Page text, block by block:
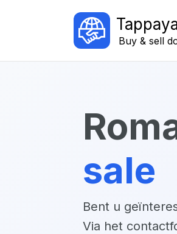
Buy & sell
sale
Bent u
Via het